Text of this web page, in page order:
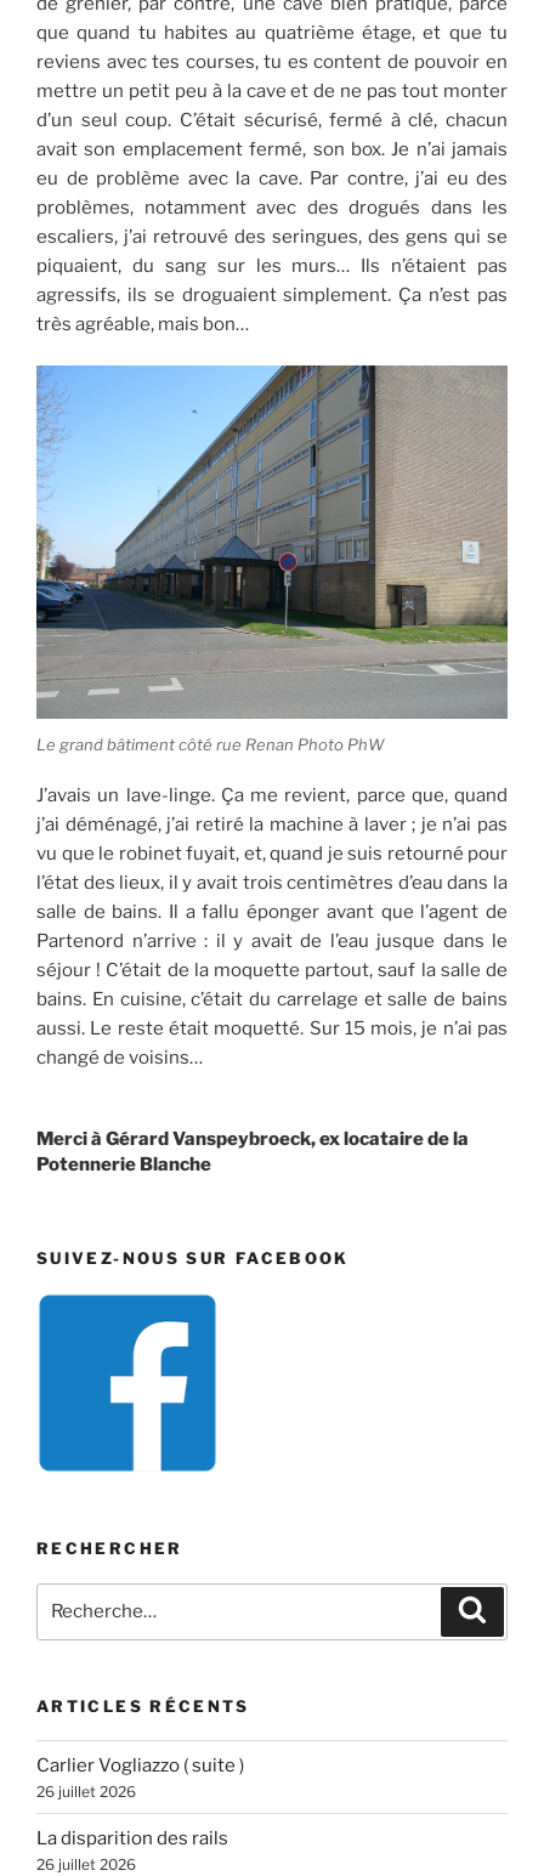
que quand tu habites au quatrième étage, et que tu
reviens avec tes courses, tu es content de pouvoir en
mettre un petit peu à la cave et de ne pas tout monter
d’un seul coup. C’était sécurisé, fermé à clé, chacun
avait son emplacement fermé, son box. Je n’ai jamais
eu de problème avec la cave. Par contre, j’ai eu des
problèmes, notamment avec des drogués dans les
escaliers, j’ai retrouvé des seringues, des gens qui se
piquaient, du sang sur les murs… Ils n’étaient pas
agressifs, ils se droguaient simplement. Ça n’est pas
très agréable, mais bon…
Le grand bâtiment côté rue Renan Photo PhW
J’avais un lave-linge. Ça me revient, parce que, quand
j’ai déménagé, j’ai retiré la machine à laver ; je n’ai pas
vu que le robinet fuyait, et, quand je suis retourné pour
l’état des lieux, il y avait trois centimètres d’eau dans la
salle de bains. Il a fallu éponger avant que l’agent de
Partenord n’arrive : il y avait de l’eau jusque dans le
séjour ! C’était de la moquette partout, sauf la salle de
bains. En cuisine, c’était du carrelage et salle de bains
aussi. Le reste était moquetté. Sur 15 mois, je n’ai pas
changé de voisins…
Merci à Gérard Vanspeybroeck, ex locataire de la
Potennerie Blanche
SUIVEZ-NOUS SUR FACEBOOK
RECHERCHER
pour
ARTICLES RÉCENTS
Carlier Vogliazzo ( suite )
26 juillet 2026
La disparition des rails
26 juillet 2026